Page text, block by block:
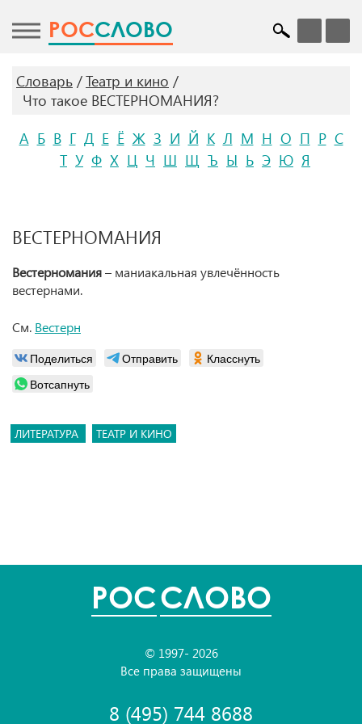
POCСЛОВО
Словарь
Театр и кино
Что такое ВЕСТЕРНОМАНИЯ?
А Б В Г Д Е Ё Ж З И Й К Л М Н О П Р С
Т У Ф Х Ц Ч Ш Щ Ъ Ы Ь Э Ю Я
ВЕСТЕРНОМАНИЯ
Вестерномания– маниакальная увлечённость
вестернами.
См. Вестерн
Поделиться Отправить
Класснуть
Вотсапнуть
ЛИТЕРАТУРА ТЕАТР И КИНО
POCСЛОВО
© 1997- 2026
Все права защищены
8 (495) 744 8688